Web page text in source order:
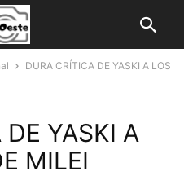
DURA CRÍTICA DE YASKI A LOS
YASKI A
MILEI